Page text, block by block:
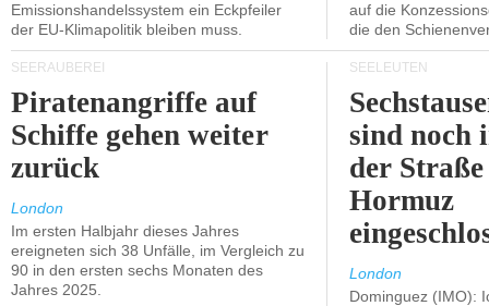
Emissionshandelssystem ein Eckpfeiler
der EU-Klimapolitik bleiben muss.
auf die
die den
SEERÄUBEREI
Piratenangriffe auf
Schiffe gehen weiter
zurück
London
Im ersten Halbjahr dieses Jahres
ereigneten sich 38 Unfälle, im Vergleich zu
90 in den ersten sechs Monaten des
Jahres 2025.
SEELEUTEN
sind noch
der
Hormuz
London
Dominguez (IMO):